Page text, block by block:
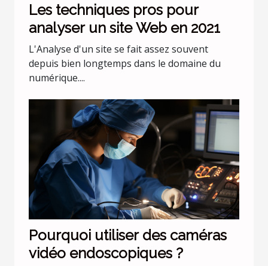
Les techniques pros pour
analyser un site Web en 2021
L'Analyse d'un site se fait assez souvent
depuis bien longtemps dans le domaine du
numérique....
Pourquoi utiliser des caméras
vidéo endoscopiques ?